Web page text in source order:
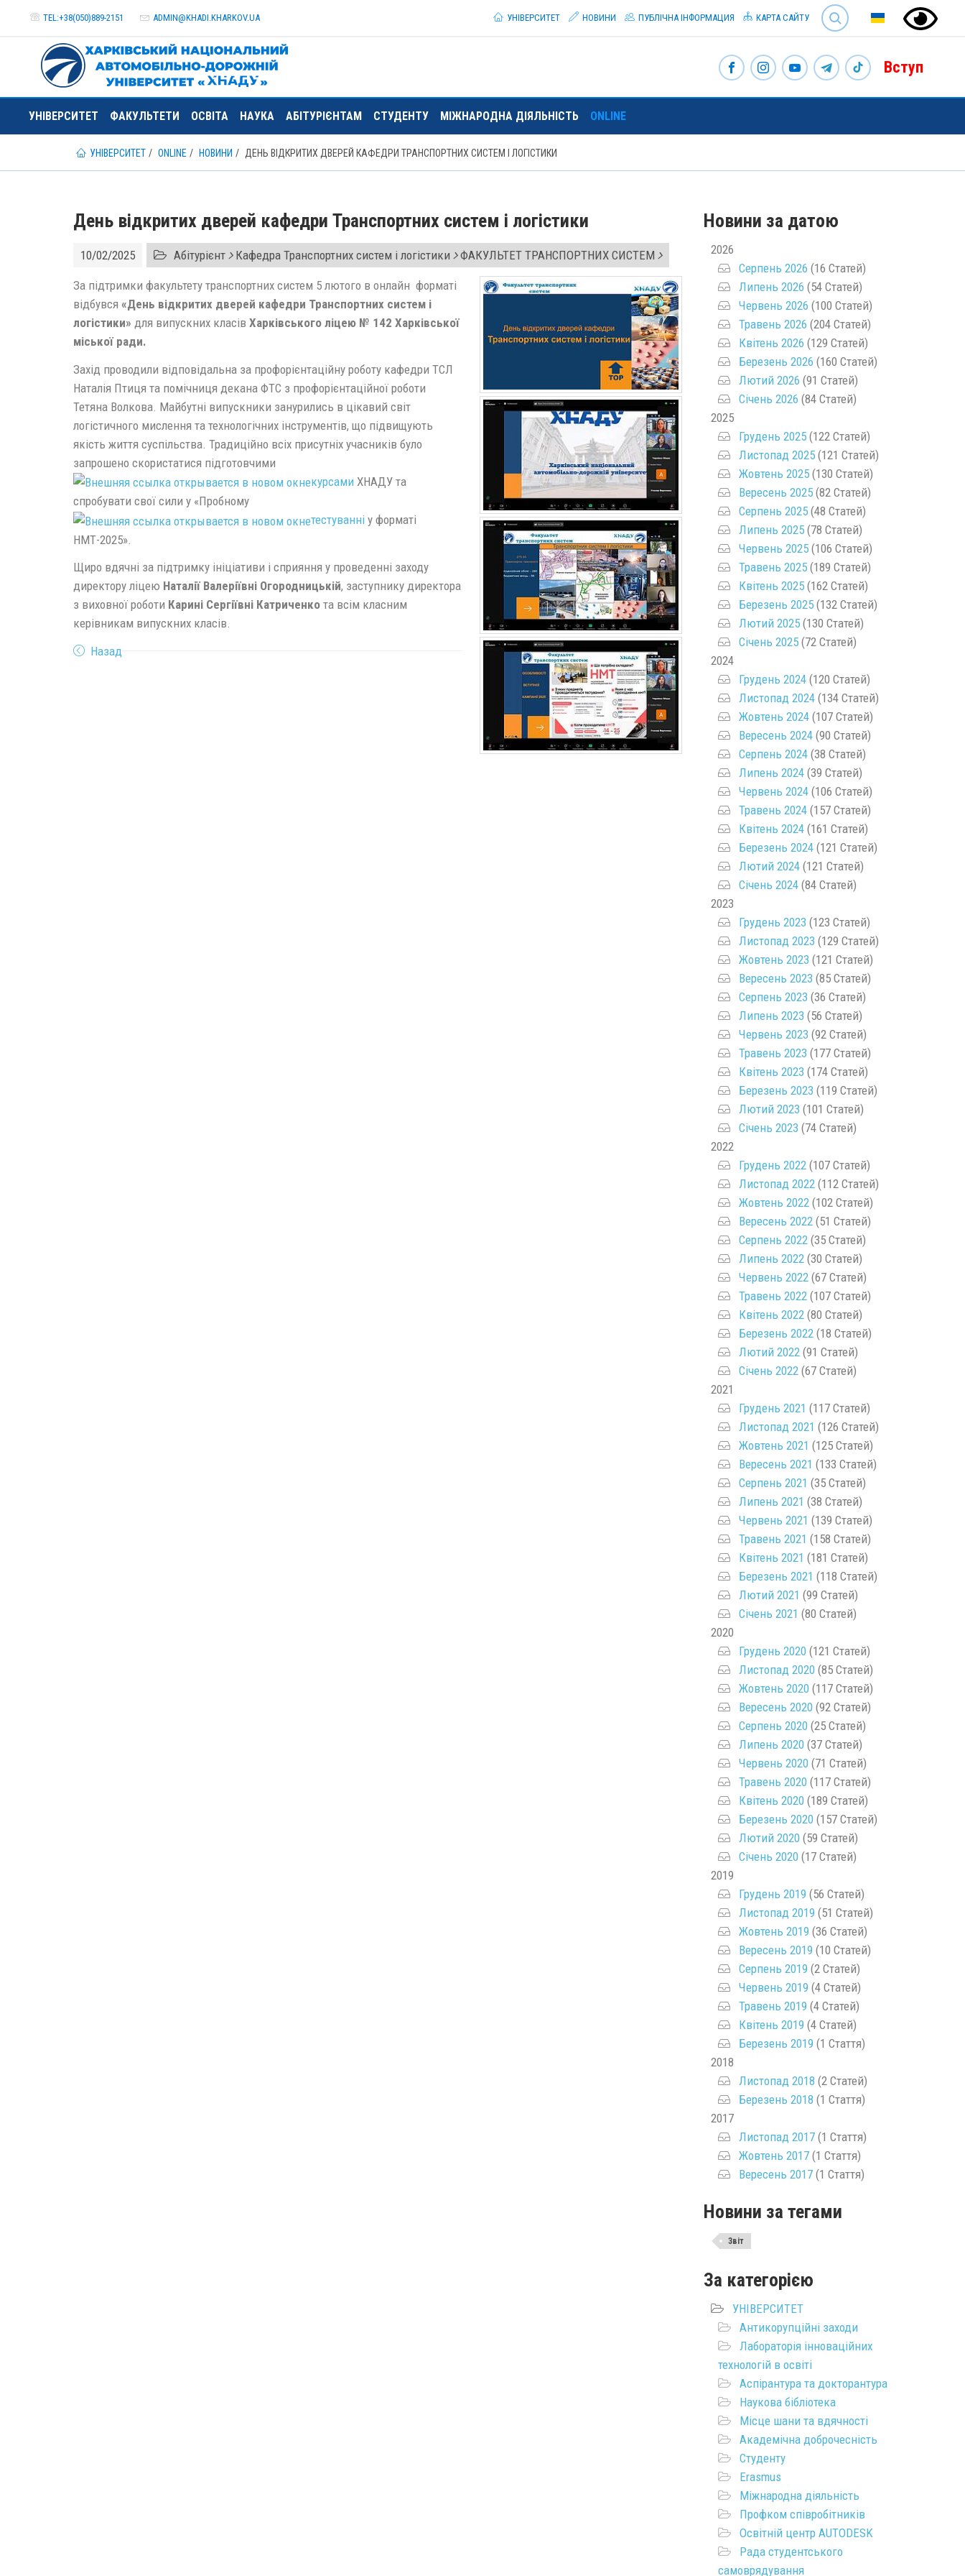
TEL:+38(050)889-2151 ADMIN@KHADI.KHARKOV.UA
SEARCH
УНІВЕРСИТЕТ
НОВИНИ ПУБЛІЧНА ІНФОРМАЦИЯ КАРТА САЙТУ
Вступ
УНІВЕРСИТЕТ ФАКУЛЬТЕТИ ОСВІТА НАУКА АБІТУРІЄНТАМ СТУДЕНТУ МІЖНАРОДНА ДІЯЛЬНІСТЬ ONLINE
УНІВЕРСИТЕТ ONLINE НОВИНИ ДЕНЬ ВІДКРИТИХ ДВЕРЕЙ КАФЕДРИ ТРАНСПОРТНИХ СИСТЕМ І ЛОГІСТИКИ
День відкритих дверей кафедри Транспортних систем і логістики
10/02/2025 Абітурієнт Кафедра Транспортних систем і логістики ФАКУЛЬТЕТ ТРАНСПОРТНИХ СИСТЕМ
За підтримки факультету транспортних систем 5 лютого в онлайн форматі
відбувся «День відкритих дверей кафедри Транспортних систем і
логістики» для випускних класів Харківського ліцею № 142 Харківської
міської ради.
Захід проводили відповідальна за профорієнтаційну роботу кафедри ТСЛ
Наталія Птиця та помічниця декана ФТС з профорієнтаційної роботи
Тетяна Волкова. Майбутні випускники занурились в цікавий світ
логістичного мислення та технологічних інструментів, що підвищують
якість життя суспільства. Традиційно всіх присутніх учасників було
запрошено скористатися підготовчими
курсами ХНАДУ та
спробувати свої сили у «Пробному
тестуванні у форматі
НМТ-2025».
Щиро вдячні за підтримку ініціативи і сприяння у проведенні заходу
директору ліцею Наталії Валеріївні Огородницькій, заступнику директора
з виховної роботи Карині Сергіївні Катриченко та всім класним
керівникам випускних класів.
Назад
Новини за датою
2026
Серпень 2026 (16 Статей)
Липень 2026 (54 Статей)
Червень 2026 (100 Статей)
Травень 2026 (204 Статей)
Квітень 2026 (129 Статей)
Березень 2026 (160 Статей)
Лютий 2026 (91 Статей)
Січень 2026 (84 Статей)
2025
Грудень 2025(122 Статей)
Листопад 2025(121 Статей)
Жовтень 2025(130 Статей)
Вересень 2025(82 Статей)
Серпень 2025(48 Статей)
Липень 2025(78 Статей)
Червень 2025(106 Статей)
Травень 2025(189 Статей)
Квітень 2025(162 Статей)
Березень 2025(132 Статей)
Лютий 2025(130 Статей)
Січень 2025(72 Статей)
2024
Грудень 2024(120 Статей)
Листопад 2024(134 Статей)
Жовтень 2024(107 Статей)
Вересень 2024(90 Статей)
Серпень 2024(38 Статей)
Липень 2024(39 Статей)
Червень 2024(106 Статей)
Травень 2024(157 Статей)
Квітень 2024(161 Статей)
Березень 2024(121 Статей)
Лютий 2024(121 Статей)
Січень 2024(84 Статей)
2023
Грудень 2023 (123 Статей)
Листопад 2023 (129 Статей)
Жовтень 2023 (121 Статей)
Вересень 2023 (85 Статей)
Серпень 2023 (36 Статей)
Липень 2023 (56 Статей)
Червень 2023 (92 Статей)
Травень 2023 (177 Статей)
Квітень 2023 (174 Статей)
Березень 2023 (119 Статей)
Лютий 2023 (101 Статей)
Січень 2023 (74 Статей)
2022
Грудень 2022(107 Статей)
Листопад 2022(112 Статей)
Жовтень 2022(102 Статей)
Вересень 2022(51 Статей)
Серпень 2022(35 Статей)
Липень 2022(30 Статей)
Червень 2022(67 Статей)
Травень 2022(107 Статей)
Квітень 2022(80 Статей)
Березень 2022(18 Статей)
Лютий 2022(91 Статей)
Січень 2022(67 Статей)
2021
Грудень 2021 (117 Статей)
Листопад 2021 (126 Статей)
Жовтень 2021 (125 Статей)
Вересень 2021 (133 Статей)
Серпень 2021 (35 Статей)
Липень 2021 (38 Статей)
Червень 2021 (139 Статей)
Травень 2021 (158 Статей)
Квітень 2021 (181 Статей)
Березень 2021 (118 Статей)
Лютий 2021 (99 Статей)
Січень 2021 (80 Статей)
2020
Грудень 2020(121 Статей)
Листопад 2020(85 Статей)
Жовтень 2020(117 Статей)
Вересень 2020(92 Статей)
Серпень 2020(25 Статей)
Липень 2020(37 Статей)
Червень 2020(71 Статей)
Травень 2020(117 Статей)
Квітень 2020(189 Статей)
Березень 2020(157 Статей)
Лютий 2020(59 Статей)
Січень 2020(17 Статей)
2019
Грудень 2019 (56 Статей)
Листопад 2019 (51 Статей)
Жовтень 2019 (36 Статей)
Вересень 2019 (10 Статей)
Серпень 2019 (2 Статей)
Червень 2019 (4 Статей)
Травень 2019 (4 Статей)
Квітень 2019 (4 Статей)
Березень 2019 (1 Стаття)
2018
Листопад 2018 (2 Статей)
Березень 2018 (1 Стаття)
2017
Листопад 2017(1 Стаття)
Жовтень 2017(1 Стаття)
Вересень 2017(1 Стаття)
Новини за тегами
Звіт
За категорією
УНІВЕРСИТЕТ
Антикорупційні заходи
Лабораторія інноваційних
технологій в освіті
Аспірантура та докторантура
Наукова бібліотека
Місце шани та вдячності
Академічна доброчесність
Студенту
Erasmus
Міжнародна діяльність
Профком співробітників
Освітній центр AUTODESK
Рада студентського
самоврядування